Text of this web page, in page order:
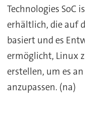
Technologies SoC
erhältlich, die auf
basiert und es
ermöglicht, Linux
erstellen, um es
anzupassen. (na)